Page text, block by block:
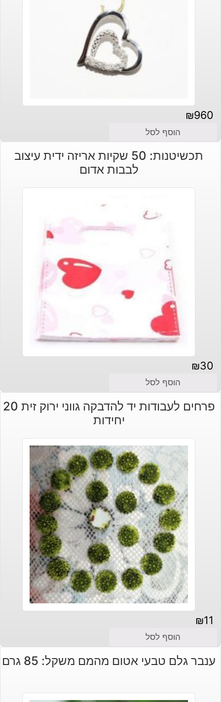
₪960
הוסף לסל
תכשיטנות: 50 שקיות אריזה ידית עיצוב
לבבות אדום
₪30
הוסף לסל
פרחים לעבודות יד להדבקה גווני ירוק זית 20
יחידות
₪11
הוסף לסל
ענבר גלם טבעי אטום מהמם משקל: 85 גרם